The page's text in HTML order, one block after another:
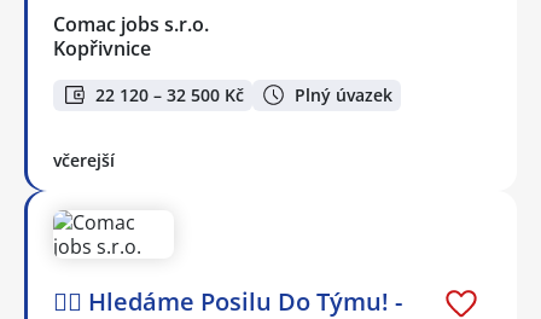
Comac jobs s.r.o.
Kopřivnice
22 120 – 32 500 Kč Plný úvazek
včerejší
🕵️‍♂️ Hledáme Posilu Do Týmu! -